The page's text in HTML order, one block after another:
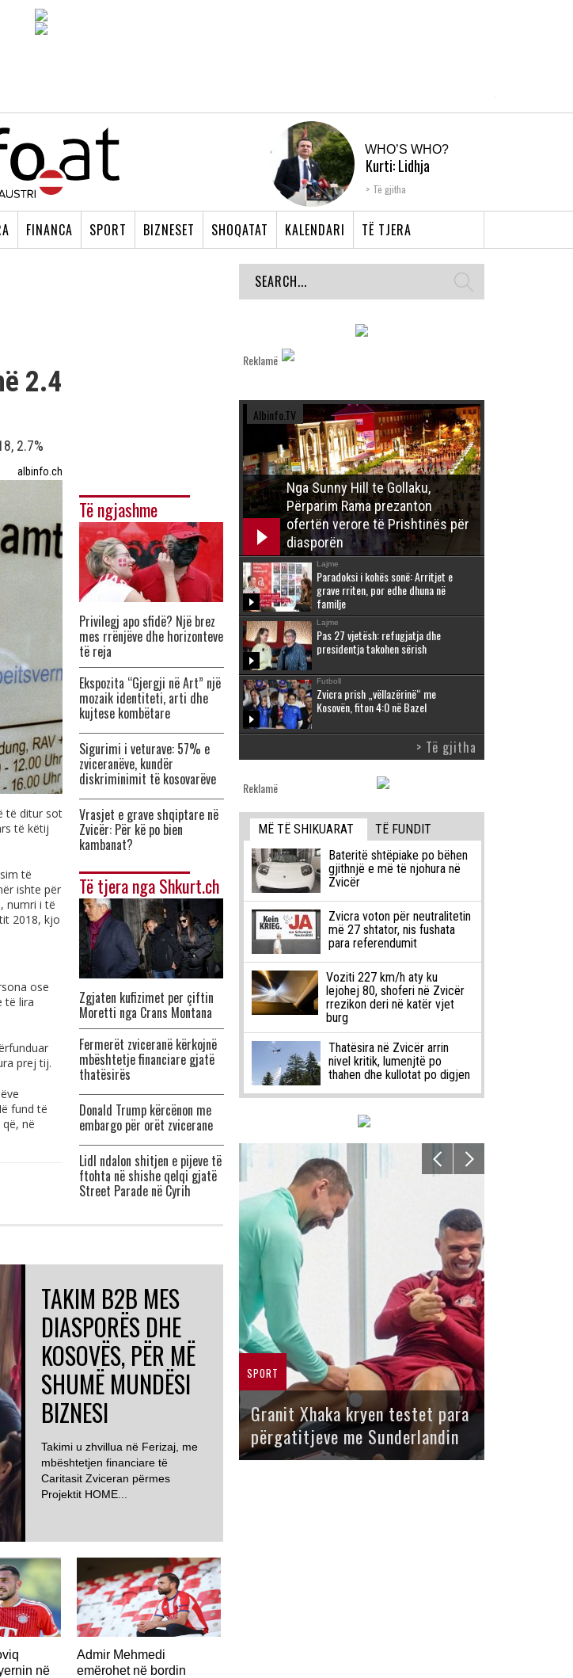
WHO’S WHO?
Kurti: Lidhja
Shqiptare e Prizrenit,
Të gjitha
FINANCA SPORT BIZNESET SHOQATAT KALENDARI TË TJERA
2.4
2.7%
albinfo.ch
të ditur sot
të këtij
të
ishte për
numri i të
2018, kjo
ose
të lira
prej tij.
fund të
në
Të ngjashme
Privilegj apo sfidë? Një brez
mes rrënjëve dhe horizonteve
të reja
Ekspozita “Gjergji në Art” një
mozaik identiteti, arti dhe
kujtese kombëtare
Sigurimi i veturave: 57% e
zviceranëve, kundër
diskriminimit të kosovarëve
Vrasjet e grave shqiptare në
Zvicër: Për kë po bien
kambanat?
Të tjera nga Shkurt.ch
Zgjaten kufizimet per çiftin
Moretti nga Crans Montana
Fermerët zviceranë kërkojnë
mbështetje financiare gjatë
thatësirës
Donald Trump kërcënon me
embargo për orët zvicerane
Lidl ndalon shitjen e pijeve të
ftohta në shishe qelqi gjatë
Street Parade në Cyrih
TAKIM B2B MES
DIASPORËS DHE
KOSOVËS, PËR MË
SHUMË MUNDËSI
BIZNESI
Takimi u zhvillua në Ferizaj, me
mbështetjen financiare të
Caritasit Zviceran përmes
Projektit HOME...
në
Admir Mehmedi
emërohet në bordin
Reklamë
Albinfo.TV
Nga Sunny Hill te Gollaku,
Përparim Rama prezanton
ofertën verore të Prishtinës për
diasporën
Lajme
Paradoksi i kohës sonë: Arritjet e
grave rriten, por edhe dhuna në
familje
Lajme
Pas 27 vjetësh: refugjatja dhe
presidentja takohen sërish
Futboll
Zvicra prish „vëllazërinë“ me
Kosovën, fiton 4:0 në Bazel
> Të gjitha
Reklamë
MË TË SHIKUARAT
TË FUNDIT
Bateritë shtëpiake po bëhen
gjithnjë e më të njohura në
Zvicër
Zvicra voton për neutralitetin
më 27 shtator, nis fushata
para referendumit
Voziti 227 km/h aty ku
lejohej 80, shoferi në Zvicër
rrezikon deri në katër vjet
burg
Thatësira në Zvicër arrin
nivel kritik, lumenjtë po
thahen dhe kullotat po digjen
SPORT
Granit Xhaka kryen testet para
përgatitjeve me Sunderlandin